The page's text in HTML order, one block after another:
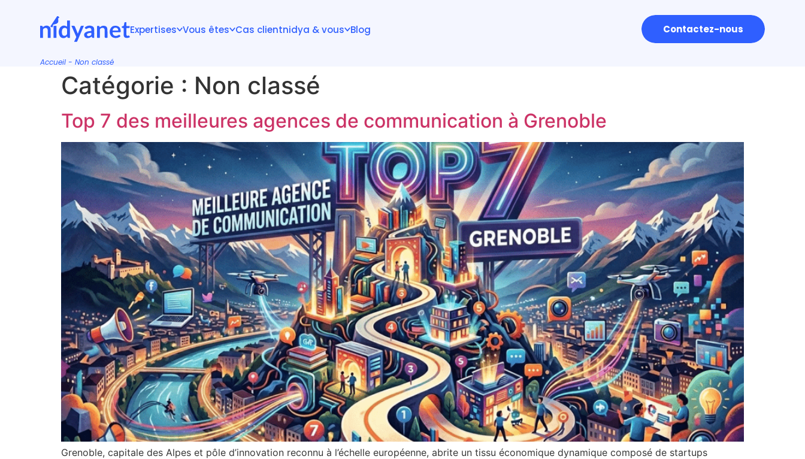
Expertises Vous êtes Cas clientnidya & vous Blog Contactez-nous
Accueil -Non classé
Catégorie : Non classé
Top 7 des meilleures agences de communication à Grenoble
Grenoble, capitale des Alpes et pôle d’innovation reconnu à l’échelle européenne, abrite un tissu économique dynamique composé de startups